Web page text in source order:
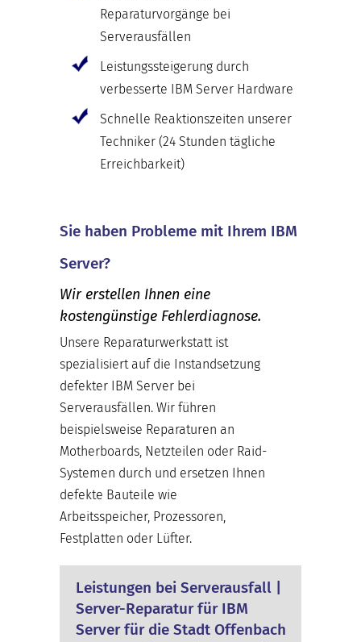
Reparaturvorgänge bei
Serverausfällen
Leistungssteigerung durch
verbesserte IBM Server Hardware
Schnelle Reaktionszeiten unserer
Techniker (24 Stunden tägliche
Erreichbarkeit)
Sie haben Probleme mit Ihrem IBM
Server?
Wir erstellen Ihnen eine
kostengünstige Fehlerdiagnose.
Unsere Reparaturwerkstatt ist
spezialisiert auf die Instandsetzung
defekter IBM Server bei
Serverausfällen. Wir führen
beispielsweise Reparaturen an
Motherboards, Netzteilen oder Raid-
Systemen durch und ersetzen Ihnen
defekte Bauteile wie
Arbeitsspeicher, Prozessoren,
Festplatten oder Lüfter.
Leistungen bei Serverausfall |
Server-Reparatur für IBM
Server für die Stadt Offenbach